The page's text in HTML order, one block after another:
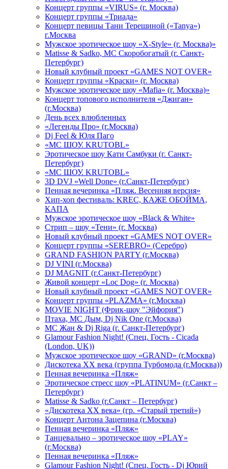
Концерт группы «VIRUS» (г. Москва)
Концерт группы «Триада»
Концерт певицы Тани Терешиной («Tanya»)
г.Москва
Мужское эротическое шоу «X-Style» (г. Москва)»
Matissе & Sadko, MC Скоробогатый (г. Санкт-
Петербург)
Новый клубный проект «GAMES NOT OVER»
Концерт группы «Краски» (г. Москва)
Мужское эротическое шоу «Mafia» (г. Москва)»
Концерт топового исполнителя «Джиган»
(г.Москва)
День всех влюбленных
«Легенды Про» (г.Москва)
Dj Feel & Юля Паго
«МС ШОУ. KRUTOBL»
Эротическое шоу Кати Самбуки (г. Санкт-
Петербург)
«МС ШОУ. KRUTOBL»
3D DVJ «Well Done» (г.Санкт-Петербург)
Пенная вечеринка «Пляж. Весенняя версия»
Хип-хоп фестиваль: KREC, КАЖЕ ОБОЙМА,
КАПА
Мужское эротическое шоу «Black & White»
Стрип – шоу «Тени» (г. Москва)
Новый клубный проект «GAMES NOT OVER»
Концерт группы «SEREBRO» (Серебро)
GRAND FASHION PARTY (г.Москва)
DJ VINI (г.Москва)
DJ MAGNIT (г.Санкт-Петербург)
Живой концерт «Loc Dog» (г. Москва)
Новый клубный проект «GAMES NOT OVER»
Концерт группы «PLAZMA» (г.Москва)
MOVIE NIGHT (Фрик-шоу "Эйфория")
Птаха, МС Дым, Dj Nik One (г.Москва)
МС Жан & Dj Riga (г. Санкт-Петербург)
Glamour Fashion Night! (Спец. Гость - Cicada
(London, UK))
Мужское эротическое шоу «GRAND» (г.Москва)
Дискотека XX века (группа Турбомода (г.Москва))
Пенная вечеринка «Пляж»
Эротическое стресс шоу «PLATINUM» (г.Санкт –
Петербург)
Matisse & Sadko (г.Санкт – Петербург)
«Дискотека ХХ века» (гр. «Старый третий»)
Концерт Антона Зацепина (г.Москва)
Пенная вечеринка «Пляж»
Танцевально – эротическое шоу «PLAY»
(г.Москва)
Пенная вечеринка «Пляж»
Glamour Fashion Night! (Спец. Гость - Dj Юрий